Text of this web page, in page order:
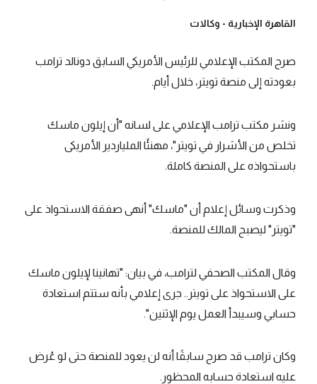
القاهرة الإخبارية - وكالات
صرح المكتب الإعلامي للرئيس الأمريكي السابق دونالد ترامب
بعودته إلى منصة تويتر، خلال أيام.
ونشر مكتب ترامب الإعلامي على لسانه "أن إيلون ماسك
تخلص من الأشرار في تويتر"، مهنئًا الملياردير الأمريكى
باستحواذه على المنصة كاملة.
وذكرت وسائل إعلام أن "ماسك" أنهى صفقة الاستحواذ على
"تويتر" ليصبح المالك للمنصة.
وقال المكتب الصحفي لترامب، في بيان: "تهانينا لإيلون ماسك
على الاستحواذ على تويتر.. جرى إعلامي بأنه ستتم استعادة
حسابي وسيبدأ العمل يوم الإثنين".
وكان ترامب قد صرح سابقًا أنه لن يعود للمنصة حتى لو عُرض
عليه استعادة حسابه المحظور.